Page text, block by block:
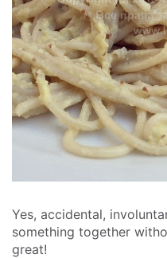
Yes, accidental,
something together
great!